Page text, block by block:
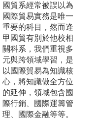
國貿系經常被誤以為
國際貿易實務是唯一
重要的科目，然而逢
甲國貿有別於他校相
關科系，我們重視多
元與跨領域學習，是
以國際貿易為知識核
心，將知識做全方位
的延伸，領域包含國
際行銷、國際運籌管
理、國際金融等等。